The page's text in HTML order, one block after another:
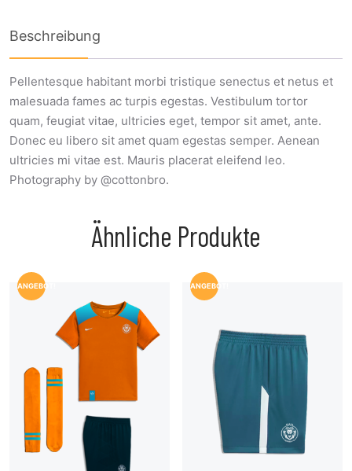
Beschreibung
Pellentesque habitant morbi tristique senectus et netus et
malesuada fames ac turpis egestas. Vestibulum tortor
quam, feugiat vitae, ultricies eget, tempor sit amet, ante.
Donec eu libero sit amet quam egestas semper. Aenean
ultricies mi vitae est. Mauris placerat eleifend leo.
Photography by @cottonbro.
Ähnliche Produkte
ANGEBOT! ANGEBOT!